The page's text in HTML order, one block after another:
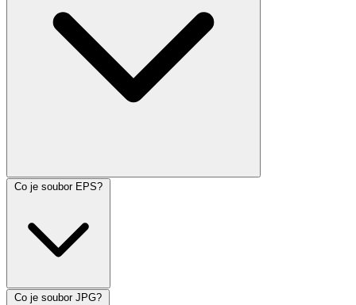
Co je soubor EPS?
Co je soubor JPG?